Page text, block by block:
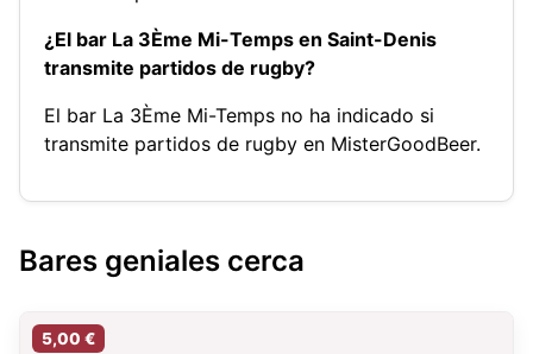
¿El bar La 3Ème Mi-Temps en Saint-Denis
transmite partidos de rugby?
El bar La 3Ème Mi-Temps no ha indicado si
transmite partidos de rugby en MisterGoodBeer.
Bares geniales cerca
5,00 €